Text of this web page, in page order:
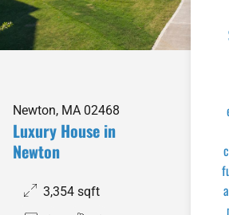
Newton, MA 02468
Luxury House in
Newton
3,354 sqft